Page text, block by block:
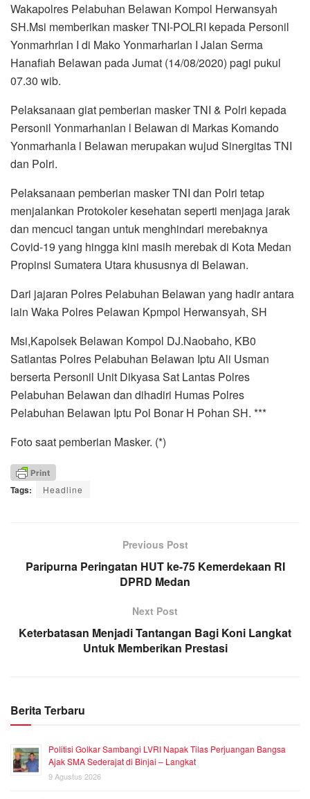
Wakapolres Pelabuhan Belawan Kompol Herwansyah
SH.Msi memberikan masker TNI-POLRI kepada Personil
Yonmarhrlan I di Mako Yonmarharlan I Jalan Serma
Hanafiah Belawan pada Jumat (14/08/2020) pagi pukul
07.30 wib.
Pelaksanaan giat pemberian masker TNI & Polri kepada
Personil Yonmarhanlan l Belawan di Markas Komando
Yonmarhanla l Belawan merupakan wujud Sinergitas TNI
dan Polri.
Pelaksanaan pemberian masker TNI dan Polri tetap
menjalankan Protokoler kesehatan seperti menjaga jarak
dan mencuci tangan untuk menghindari merebaknya
Covid-19 yang hingga kini masih merebak di Kota Medan
Propinsi Sumatera Utara khususnya di Belawan.
Dari jajaran Polres Pelabuhan Belawan yang hadir antara
lain Waka Polres Pelawan Kpmpol Herwansyah, SH
Msi,Kapolsek Belawan Kompol DJ.Naobaho, KB0
Satlantas Polres Pelabuhan Belawan Iptu Ali Usman
berserta Personil Unit Dikyasa Sat Lantas Polres
Pelabuhan Belawan dan dihadiri Humas Polres
Pelabuhan Belawan Iptu Pol Bonar H Pohan SH. ***
Foto saat pemberian Masker. (*)
Tags: Headline
Previous Post
Paripurna Peringatan HUT ke-75 Kemerdekaan RI
DPRD Medan
Next Post
Keterbatasan Menjadi Tantangan Bagi Koni Langkat
Untuk Memberikan Prestasi
Berita Terbaru
Politisi Golkar Sambangi LVRI Napak Tilas Perjuangan Bangsa
Ajak SMA Sederajat di Binjai – Langkat
9 Agustus 2026